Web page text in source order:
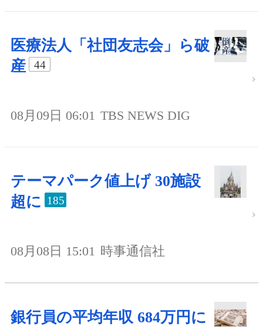
医療法人「社団友志会」ら破
産
44
08月09日 06:01 TBS NEWS DIG
テーマパーク値上げ 30施設
超に 185
08月08日 15:01 時事通信社
銀行員の平均年収 684万円に